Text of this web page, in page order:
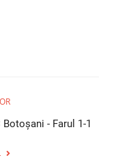
Botoșani - Farul 1-1